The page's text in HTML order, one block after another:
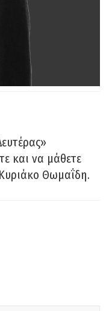
και να μάθετε
Θωμαΐδη.